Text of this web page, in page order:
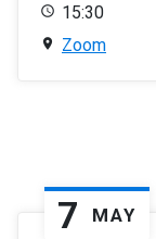
15:30
Zoom
7 MAY